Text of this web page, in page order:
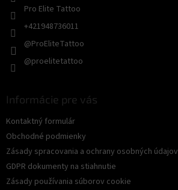
Pro Elite Tattoo
+421948736011
@ProEliteTattoo
@proelitetattoo
Informácie pre vás
Kontaktný formulár
Obchodné podmienky
Zásady spracovania a ochrany osobných údajov
GDPR dokumenty na stiahnutie
Zásady používania súborov cookie